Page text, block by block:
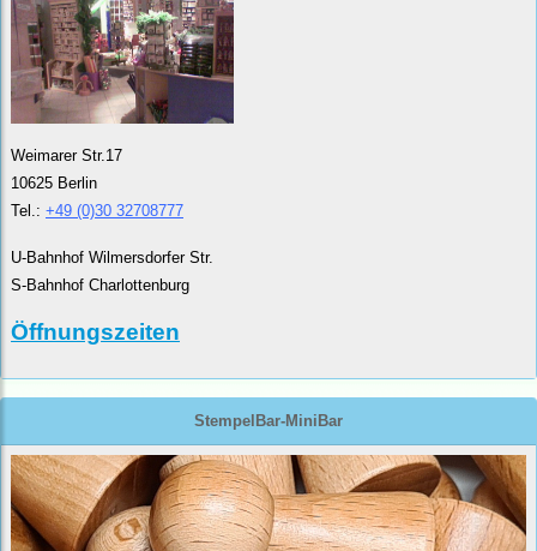
Weimarer Str.17
10625 Berlin
Tel.: +49 (0)30 32708777
U-Bahnhof Wilmersdorfer Str.
S-Bahnhof Charlottenburg
Öffnungszeiten
StempelBar-MiniBar